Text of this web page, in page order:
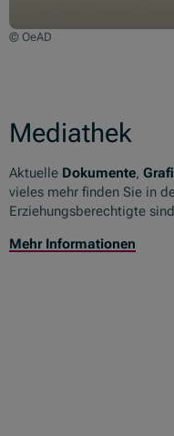
© OeAD
Mediathek
Aktuelle Dokumente,
vieles mehr finden Sie in
Erziehungsberechtigte
Mehr Informationen